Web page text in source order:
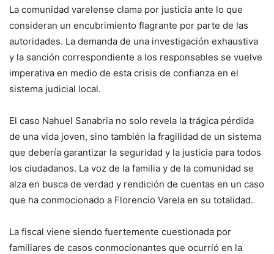
La comunidad varelense clama por justicia ante lo que
consideran un encubrimiento flagrante por parte de las
autoridades. La demanda de una investigación exhaustiva
y la sanción correspondiente a los responsables se vuelve
imperativa en medio de esta crisis de confianza en el
sistema judicial local.
El caso Nahuel Sanabria no solo revela la trágica pérdida
de una vida joven, sino también la fragilidad de un sistema
que debería garantizar la seguridad y la justicia para todos
los ciudadanos. La voz de la familia y de la comunidad se
alza en busca de verdad y rendición de cuentas en un caso
que ha conmocionado a Florencio Varela en su totalidad.
La fiscal viene siendo fuertemente cuestionada por
familiares de casos conmocionantes que ocurrió en la